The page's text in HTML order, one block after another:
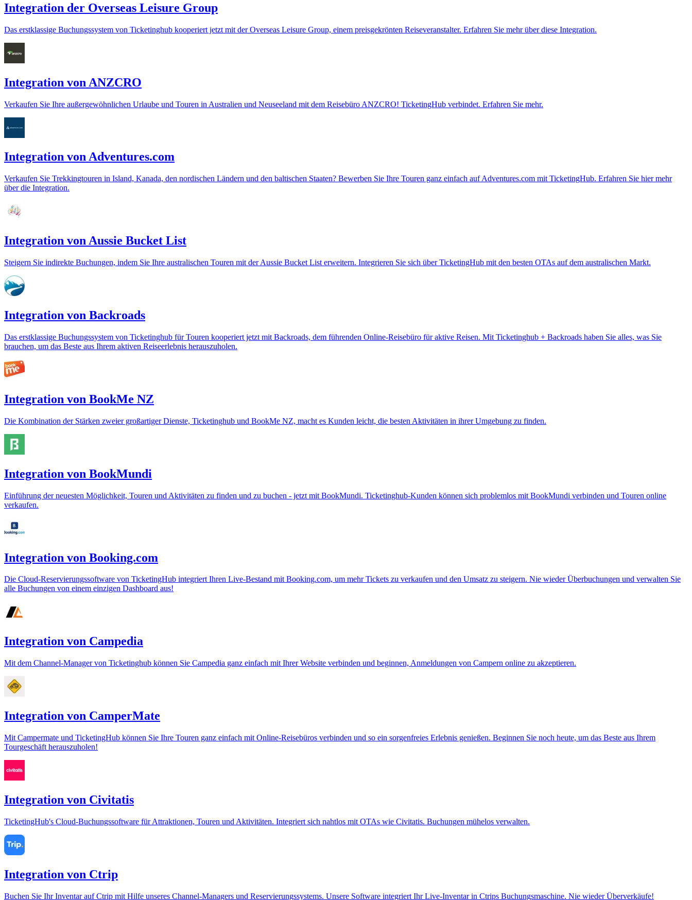
Integration der Overseas Leisure Group
Das erstklassige Buchungssystem von Ticketinghub kooperiert jetzt mit der Overseas Leisure Group, einem preisgekrönten Reiseveranstalter. Erfahren Sie mehr über diese Integration.
Integration von ANZCRO
Verkaufen Sie Ihre außergewöhnlichen Urlaube und Touren in Australien und Neuseeland mit dem Reisebüro ANZCRO! TicketingHub verbindet. Erfahren Sie mehr.
Integration von Adventures.com
Verkaufen Sie Trekkingtouren in Island, Kanada, den nordischen Ländern und den baltischen Staaten? Bewerben Sie Ihre Touren ganz einfach auf Adventures.com mit TicketingHub. Erfahren Sie hier mehr
über die Integration.
Integration von Aussie Bucket List
Steigern Sie indirekte Buchungen, indem Sie Ihre australischen Touren mit der Aussie Bucket List erweitern. Integrieren Sie sich über TicketingHub mit den besten OTAs auf dem australischen Markt.
Integration von Backroads
Das erstklassige Buchungssystem von Ticketinghub für Touren kooperiert jetzt mit Backroads, dem führenden Online-Reisebüro für aktive Reisen. Mit Ticketinghub + Backroads haben Sie alles, was Sie
brauchen, um das Beste aus Ihrem aktiven Reiseerlebnis herauszuholen.
Integration von BookMe NZ
Die Kombination der Stärken zweier großartiger Dienste, Ticketinghub und BookMe NZ, macht es Kunden leicht, die besten Aktivitäten in ihrer Umgebung zu finden.
Integration von BookMundi
Einführung der neuesten Möglichkeit, Touren und Aktivitäten zu finden und zu buchen - jetzt mit BookMundi. Ticketinghub-Kunden können sich problemlos mit BookMundi verbinden und Touren online
verkaufen.
Integration von Booking.com
Die Cloud-Reservierungssoftware von TicketingHub integriert Ihren Live-Bestand mit Booking.com, um mehr Tickets zu verkaufen und den Umsatz zu steigern. Nie wieder Überbuchungen und verwalten Sie
alle Buchungen von einem einzigen Dashboard aus!
Integration von Campedia
Mit dem Channel-Manager von Ticketinghub können Sie Campedia ganz einfach mit Ihrer Website verbinden und beginnen, Anmeldungen von Campern online zu akzeptieren.
Integration von CamperMate
Mit Campermate und TicketingHub können Sie Ihre Touren ganz einfach mit Online-Reisebüros verbinden und so ein sorgenfreies Erlebnis genießen. Beginnen Sie noch heute, um das Beste aus Ihrem
Tourgeschäft herauszuholen!
Integration von Civitatis
TicketingHub's Cloud-Buchungssoftware für Attraktionen, Touren und Aktivitäten. Integriert sich nahtlos mit OTAs wie Civitatis. Buchungen mühelos verwalten.
Integration von Ctrip
Buchen Sie Ihr Inventar auf Ctrip mit Hilfe unseres Channel-Managers und Reservierungssystems. Unsere Software integriert Ihr Live-Inventar in Ctrips Buchungsmaschine. Nie wieder Überverkäufe!